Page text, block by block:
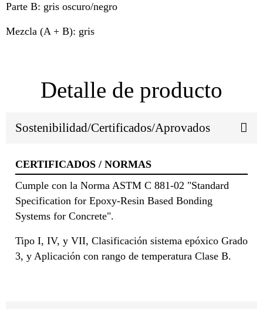
Parte B: gris oscuro/negro
Mezcla (A + B): gris
Detalle de producto
Sostenibilidad/Certificados/Aprovados
CERTIFICADOS / NORMAS
Cumple con la Norma ASTM C 881-02 "Standard
Specification for Epoxy-Resin Based Bonding
Systems for Concrete".
Tipo I, IV, y VII, Clasificación sistema epóxico Grado
3, y Aplicación con rango de temperatura Clase B.